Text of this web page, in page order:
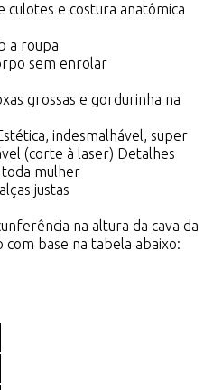
culotes e costura anatômica
a roupa
sem enrolar
grossas e gordurinha na
indesmalhável, super
(corte à laser) Detalhes
toda mulher
justas
na altura da cava da
com base na tabela abaixo: